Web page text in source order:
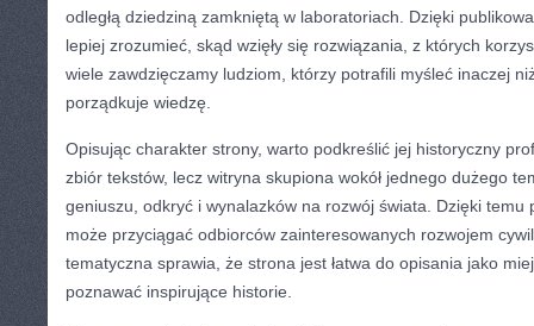
odległą dziedziną zamkniętą w laboratoriach. Dzięki
lepiej zrozumieć, skąd wzięły się rozwiązania, z których
wiele zawdzięczamy ludziom, którzy potrafili myśleć inaczej
porządkuje wiedzę.
Opisując charakter strony, warto podkreślić jej historyczny
zbiór tekstów, lecz witryna skupiona wokół jednego dużego
geniuszu, odkryć i wynalazków na rozwój świata. Dzięki temu
może przyciągać odbiorców zainteresowanych rozwojem
tematyczna sprawia, że strona jest łatwa do opisania jako
poznawać inspirujące historie.